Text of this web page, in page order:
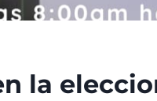
la